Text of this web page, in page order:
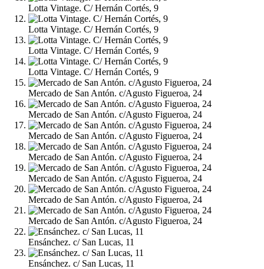
Lotta Vintage. C/ Hernán Cortés, 9
Lotta Vintage. C/ Hernán Cortés, 9
Lotta Vintage. C/ Hernán Cortés, 9
Lotta Vintage. C/ Hernán Cortés, 9
Mercado de San Antón. c/Agusto Figueroa, 24
Mercado de San Antón. c/Agusto Figueroa, 24
Mercado de San Antón. c/Agusto Figueroa, 24
Mercado de San Antón. c/Agusto Figueroa, 24
Mercado de San Antón. c/Agusto Figueroa, 24
Mercado de San Antón. c/Agusto Figueroa, 24
Mercado de San Antón. c/Agusto Figueroa, 24
Ensánchez. c/ San Lucas, 11
Ensánchez. c/ San Lucas, 11